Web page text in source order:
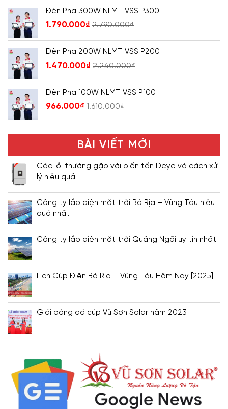
Đèn Pha 300W NLMT VSS P300
1.790.000₫ 2.790.000₫
Đèn Pha 200W NLMT VSS P200
1.470.000₫ 2.240.000₫
Đèn Pha 100W NLMT VSS P100
966.000₫ 1.610.000₫
BÀI VIẾT MỚI
Các lỗi thường gặp với biến tần Deye và cách xử
lý hiệu quả
Công ty lắp điện mặt trời Bà Rịa – Vũng Tàu hiệu
quả nhất
Công ty lắp điện mặt trời Quảng Ngãi uy tín nhất
Lịch Cúp Điện Bà Rịa – Vũng Tàu Hôm Nay [2025]
Giải bóng đá cúp Vũ Sơn Solar năm 2023